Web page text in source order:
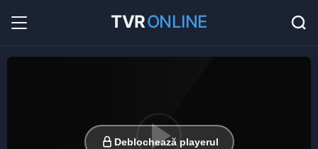
TVRONLINE 36
Deblochează playerul